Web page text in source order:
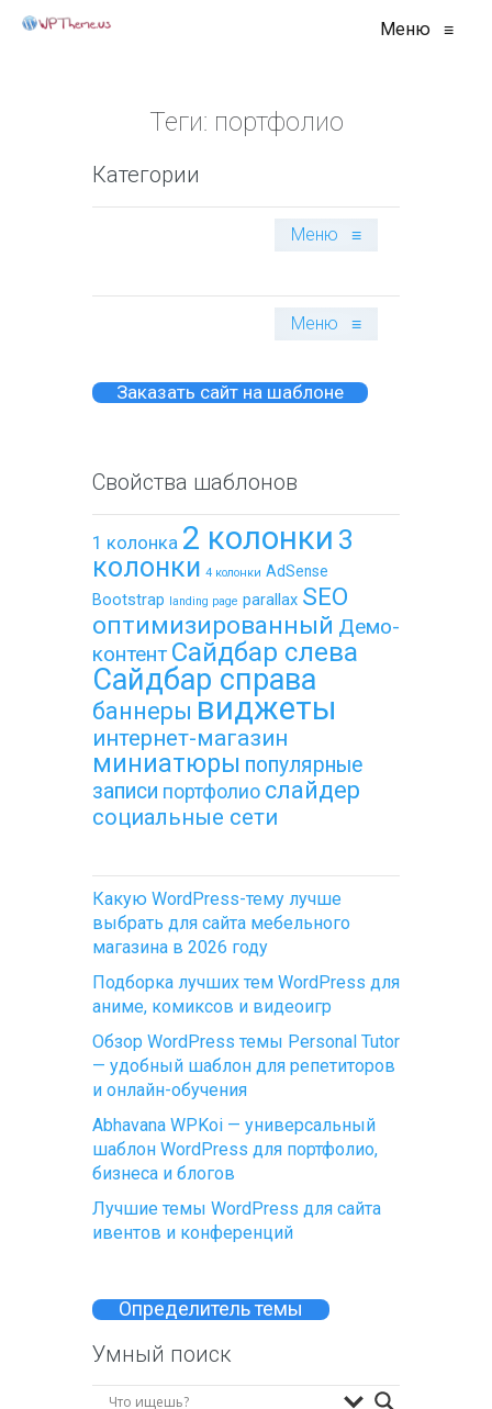
Меню ≡
Теги: портфолио
Категории
Меню ≡
Меню ≡
Заказать сайт на шаблоне
Свойства шаблонов
1 колонка 2 колонки 3
колонки 4 колонки AdSense
Bootstrap landing page parallax SEO
оптимизированный Демо-
контент Сайдбар слева
Сайдбар справа
баннеры виджеты
интернет-магазин
миниатюры популярные
записи портфолио слайдер
социальные сети
Какую WordPress-тему лучше
выбрать для сайта мебельного
магазина в 2026 году
Подборка лучших тем WordPress для
аниме, комиксов и видеоигр
Обзор WordPress темы Personal Tutor
— удобный шаблон для репетиторов
и онлайн-обучения
Abhavana WPKoi — универсальный
шаблон WordPress для портфолио,
бизнеса и блогов
Лучшие темы WordPress для сайта
ивентов и конференций
Определитель темы
Умный поиск